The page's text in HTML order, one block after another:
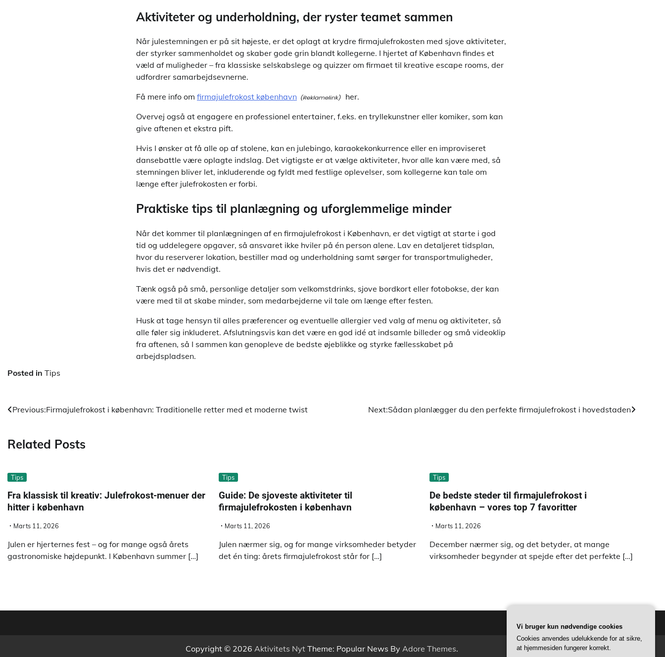
Aktiviteter og underholdning, der ryster teamet sammen
Når julestemningen er på sit højeste, er det oplagt at krydre firmajulefrokosten med sjove aktiviteter,
der styrker sammenholdet og skaber gode grin blandt kollegerne. I hjertet af København findes et
væld af muligheder – fra klassiske selskabslege og quizzer om firmaet til kreative escape rooms, der
udfordrer samarbejdsevnerne.
Få mere info om firmajulefrokost københavn
her.
Overvej også at engagere en professionel entertainer, f.eks. en tryllekunstner eller komiker, som kan
give aftenen et ekstra pift.
Hvis I ønsker at få alle op af stolene, kan en julebingo, karaokekonkurrence eller en improviseret
dansebattle være oplagte indslag. Det vigtigste er at vælge aktiviteter, hvor alle kan være med, så
stemningen bliver let, inkluderende og fyldt med festlige oplevelser, som kollegerne kan tale om
længe efter julefrokosten er forbi.
Praktiske tips til planlægning og uforglemmelige minder
Når det kommer til planlægningen af en firmajulefrokost i København, er det vigtigt at starte i god
tid og uddelegere opgaver, så ansvaret ikke hviler på én person alene. Lav en detaljeret tidsplan,
hvor du reserverer lokation, bestiller mad og underholdning samt sørger for transportmuligheder,
hvis det er nødvendigt.
Tænk også på små, personlige detaljer som velkomstdrinks, sjove bordkort eller fotobokse, der kan
være med til at skabe minder, som medarbejderne vil tale om længe efter festen.
Husk at tage hensyn til alles præferencer og eventuelle allergier ved valg af menu og aktiviteter, så
alle føler sig inkluderet. Afslutningsvis kan det være en god idé at indsamle billeder og små videoklip
fra aftenen, så I sammen kan genopleve de bedste øjeblikke og styrke fællesskabet på
arbejdspladsen.
Posted in Tips
Indlægsnavigation
Previous:Firmajulefrokost i københavn: Traditionelle retter med et moderne twist Next:Sådan planlægger du den perfekte firmajulefrokost i hovedstaden
Related Posts
Tips
Fra klassisk til kreativ: Julefrokost-menuer der
hitter i københavn
Marts 11, 2026
Julen er hjerternes fest – og for mange også årets
gastronomiske højdepunkt. I København summer […]
Tips
Guide: De sjoveste aktiviteter til
firmajulefrokosten i københavn
Marts 11, 2026
Julen nærmer sig, og for mange virksomheder betyder
det én ting: årets firmajulefrokost står for […]
Tips
De bedste steder til firmajulefrokost i
københavn – vores top 7 favoritter
Marts 11, 2026
December nærmer sig, og det betyder, at mange
virksomheder begynder at spejde efter det perfekte […]
Copyright © 2026 Aktivitets NytTheme: Popular News By Adore Themes.
Vi bruger kun nødvendige cookies
Cookies anvendes udelukkende for at sikre,
at hjemmesiden fungerer korrekt.